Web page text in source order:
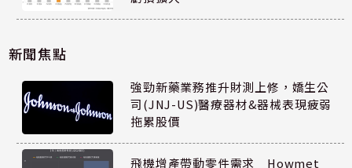
新聞焦點
強勁新藥業務推升財測上修，嬌生公
司(JNJ-US)醫療器材&器械表現疲弱
拖累股價
飛機增產帶動零件需求 Howmet